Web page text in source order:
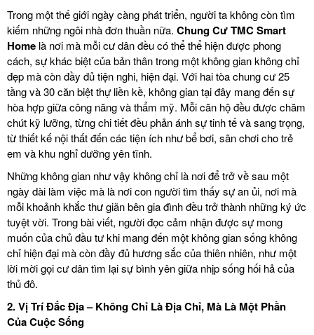
Trong một thế giới ngày càng phát triển, người ta không còn tìm
kiếm những ngôi nhà đơn thuần nữa. Chung CưTMC Smart
Home là nơi mà mỗi cư dân đều có thể thể hiện được phong
cách, sự khác biệt của bản thân trong một không gian không chỉ
đẹp mà còn đầy đủ tiện nghi, hiện đại. Với hai tòa chung cư 25
tầng và 30 căn biệt thự liền kề, không gian tại đây mang đến sự
hòa hợp giữa công năng và thẩm mỹ. Mỗi căn hộ đều được chăm
chút kỹ lưỡng, từng chi tiết đều phản ánh sự tinh tế và sang trọng,
từ thiết kế nội thất đến các tiện ích như bể bơi, sân chơi cho trẻ
em và khu nghỉ dưỡng yên tĩnh.
Những không gian như vậy không chỉ là nơi để trở về sau một
ngày dài làm việc mà là nơi con người tìm thấy sự an ủi, nơi mà
mỗi khoảnh khắc thư giãn bên gia đình đều trở thành những ký ức
tuyệt vời. Trong bài viết, người đọc cảm nhận được sự mong
muốn của chủ đầu tư khi mang đến một không gian sống không
chỉ hiện đại mà còn đầy đủ hương sắc của thiên nhiên, như một
lời mời gọi cư dân tìm lại sự bình yên giữa nhịp sống hối hả của
thủ đô.
2.Vị Trí Đắc Địa – Không Chỉ Là Địa Chỉ, Mà Là Một Phần
Của Cuộc Sống